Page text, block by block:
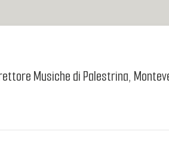
Musiche di Palestrina,